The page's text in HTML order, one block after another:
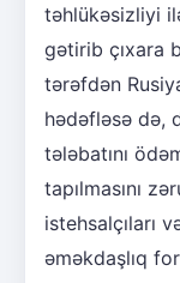
təhlükəsizliyi
gətirib çıxara
tərəfdən
hədəfləsə də,
tələbatını
tapılmasını
istehsalçıları
əməkdaşlıq